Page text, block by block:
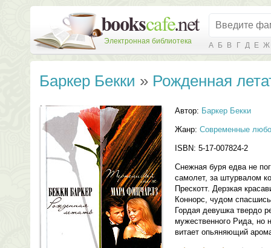
Электронная библиотека А Б В Г Д Е Ж
Баркер Бекки » Рожденная
Автор: Баркер Бекки
Жанр: Современные
ISBN: 5-17-007824-2
Снежная буря едва не
самолет, за штурвалом
Прескотт. Дерзкая
Коннорс, чудом
Гордая девушка твердо
мужественного Рида, но
витает опьяняющий